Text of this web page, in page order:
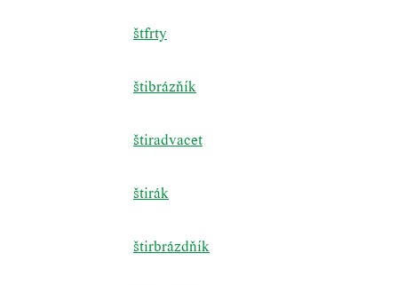
štfrty
štibrázňík
štiradvacet
štirák
štirbrázdňík